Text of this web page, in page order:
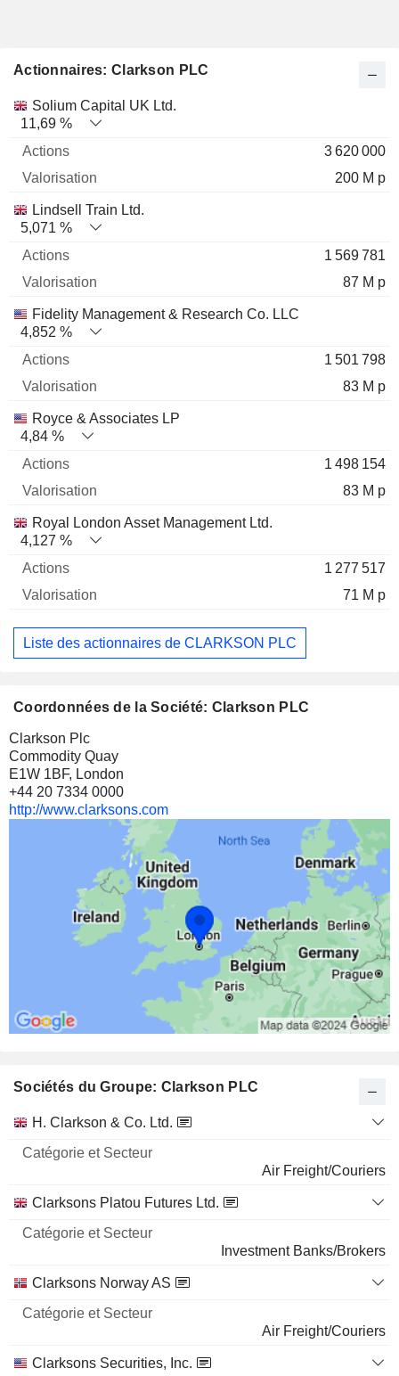
Actionnaires: Clarkson PLC
Nom Actions % Valorisation
Solium Capital UK Ltd.
11,69 %
3 620 000
200 M p
Lindsell Train Ltd.
5,071 %
1 569 781
87 M p
Fidelity Management & Research Co. LLC
4,852 %
1 501 798
83 M p
Royce & Associates LP
4,84 %
1 498 154
83 M p
Royal London Asset Management Ltd.
4,127 %
1 277 517
71 M p
Liste des actionnaires de CLARKSON PLC
Coordonnées de la Société: Clarkson PLC
Clarkson Plc
Commodity Quay
E1W 1BF, London
+44 20 7334 0000
http://www.clarksons.com
Sociétés du Groupe: Clarkson PLC
Nom
Catégorie
Secteur
H. Clarkson & Co. Ltd.
Air Freight/Couriers
Clarksons Platou Futures Ltd.
Investment Banks/Brokers
Clarksons Norway AS
Air Freight/Couriers
Clarksons Securities, Inc.